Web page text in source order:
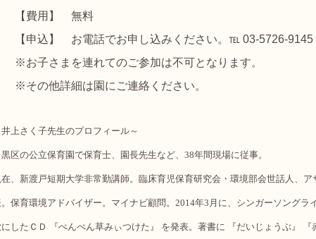
費用】 無料
申込】 お電話でお申し込みください。℡ 03-5726-9145
お子さまを連れてのご参加は不可となります。
※その他詳細は園にご連絡ください。
井上さく子先生のプロフィール～
黒区の公立保育園で保育士、園長先生など、38年間現場に従事。
、新渡戸短期大学非常勤講師。臨床育児保育研究会・環境部会世話人、
保育環境アドバイザー。マイナビ顧問。2014年3月に、シンガーソング
したＣＤ 『ぺんぺん草みぃつけた』 を発表。著書に 『だいじょうぶ』 『